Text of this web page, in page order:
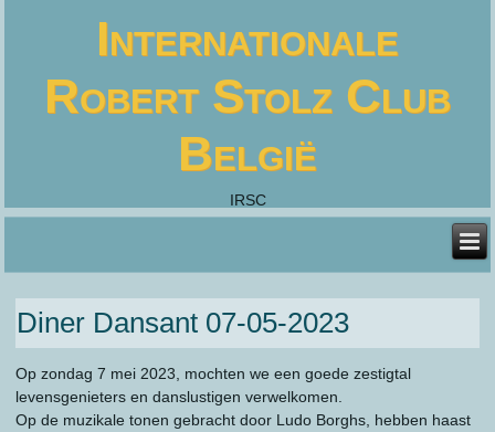
Internationale
Robert Stolz Club
België
IRSC
Diner Dansant 07-05-2023
Op zondag 7 mei 2023, mochten we een goede zestigtal
levensgenieters en danslustigen verwelkomen.
Op de muzikale tonen gebracht door Ludo Borghs, hebben haast